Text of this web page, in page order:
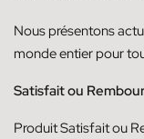
Nous présentons
monde entier pour
Satisfait ou
ProduitSatisfait ou